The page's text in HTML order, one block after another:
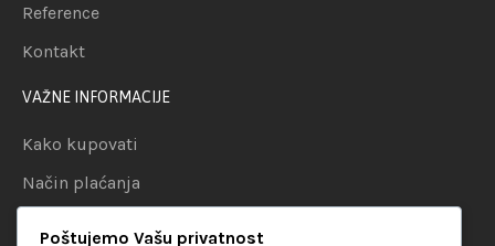
Reference
Kontakt
VAŽNE INFORMACIJE
Kako kupovati
Način plaćanja
Poštujemo Vašu privatnost